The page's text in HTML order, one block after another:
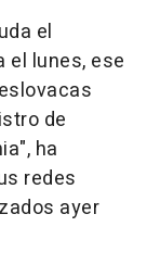
el
el lunes, ese
de
ha
redes
ayer